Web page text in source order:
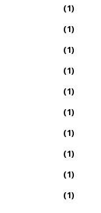
(1)
(1)
(1)
(1)
(1)
(1)
(1)
(1)
(1)
(1)